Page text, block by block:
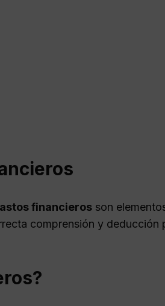
financieros son
comprensión y deducción